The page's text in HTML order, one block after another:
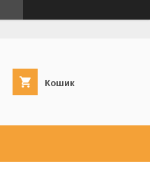
Кошик